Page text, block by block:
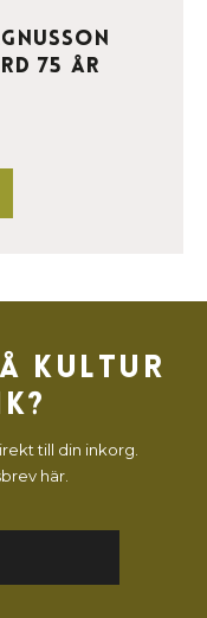
75 år
kultur
till din inkorg.
här.